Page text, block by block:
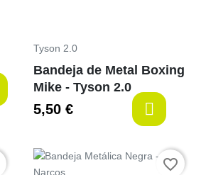
Tyson 2.0
Bandeja de Metal Boxing
Mike - Tyson 2.0
5,50 €
Preço favorite_border